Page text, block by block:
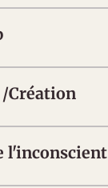
Création
l'inconscient